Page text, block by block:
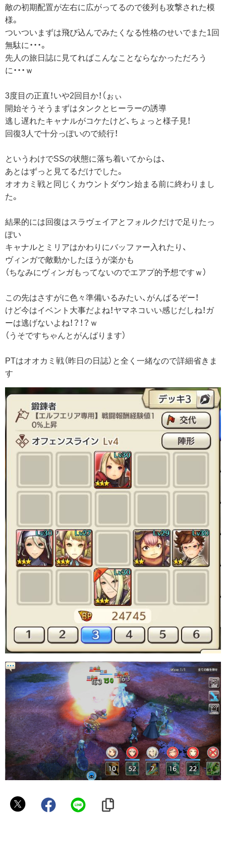
敵の初期配置が左右に広がってるので後列も攻撃された模
様。
ついついまずは飛び込んでみたくなる性格のせいでまた1回
無駄に・・・。
先人の旅日誌に見てればこんなことならなかっただろう
に・・・ｗ
3度目の正直！いや2回目か！（ぉぃ
開始そうそうまずはタンクとヒーラーの誘導
逃し遅れたキャナルがコケたけど、ちょっと様子見！
回復3人で十分っぽいので続行！
というわけでSSの状態に落ち着いてからは、
あとはずっと見てるだけでした。
オオカミ戦と同じくカウントダウン始まる前に終わりまし
た。
結果的には回復はスラヴェイアとフォルクだけで足りたっ
ぽい
キャナルとミリアはかわりにバッファー入れたり、
ヴィンガで敵動かしたほうが楽かも
（ちなみにヴィンガもってないのでエアプ的予想ですｗ）
この先はさすがに色々準備いるみたい、がんばるぞー！
けど今はイベント大事だよね！ヤマネコいい感じだしね！ガ
ーは逃げないよね！？！？ｗ
（うそですちゃんとがんばります）
PTはオオカミ戦（昨日の日誌）と全く一緒なので詳細省きま
す
お